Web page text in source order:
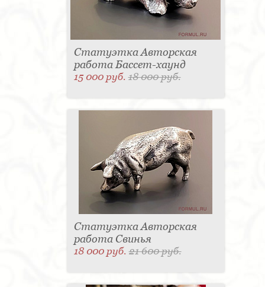
Статуэтка Авторская
работа Бассет-хаунд
15 000 руб.18 000 руб.
Статуэтка Авторская
работа Свинья
18 000 руб.21 600 руб.